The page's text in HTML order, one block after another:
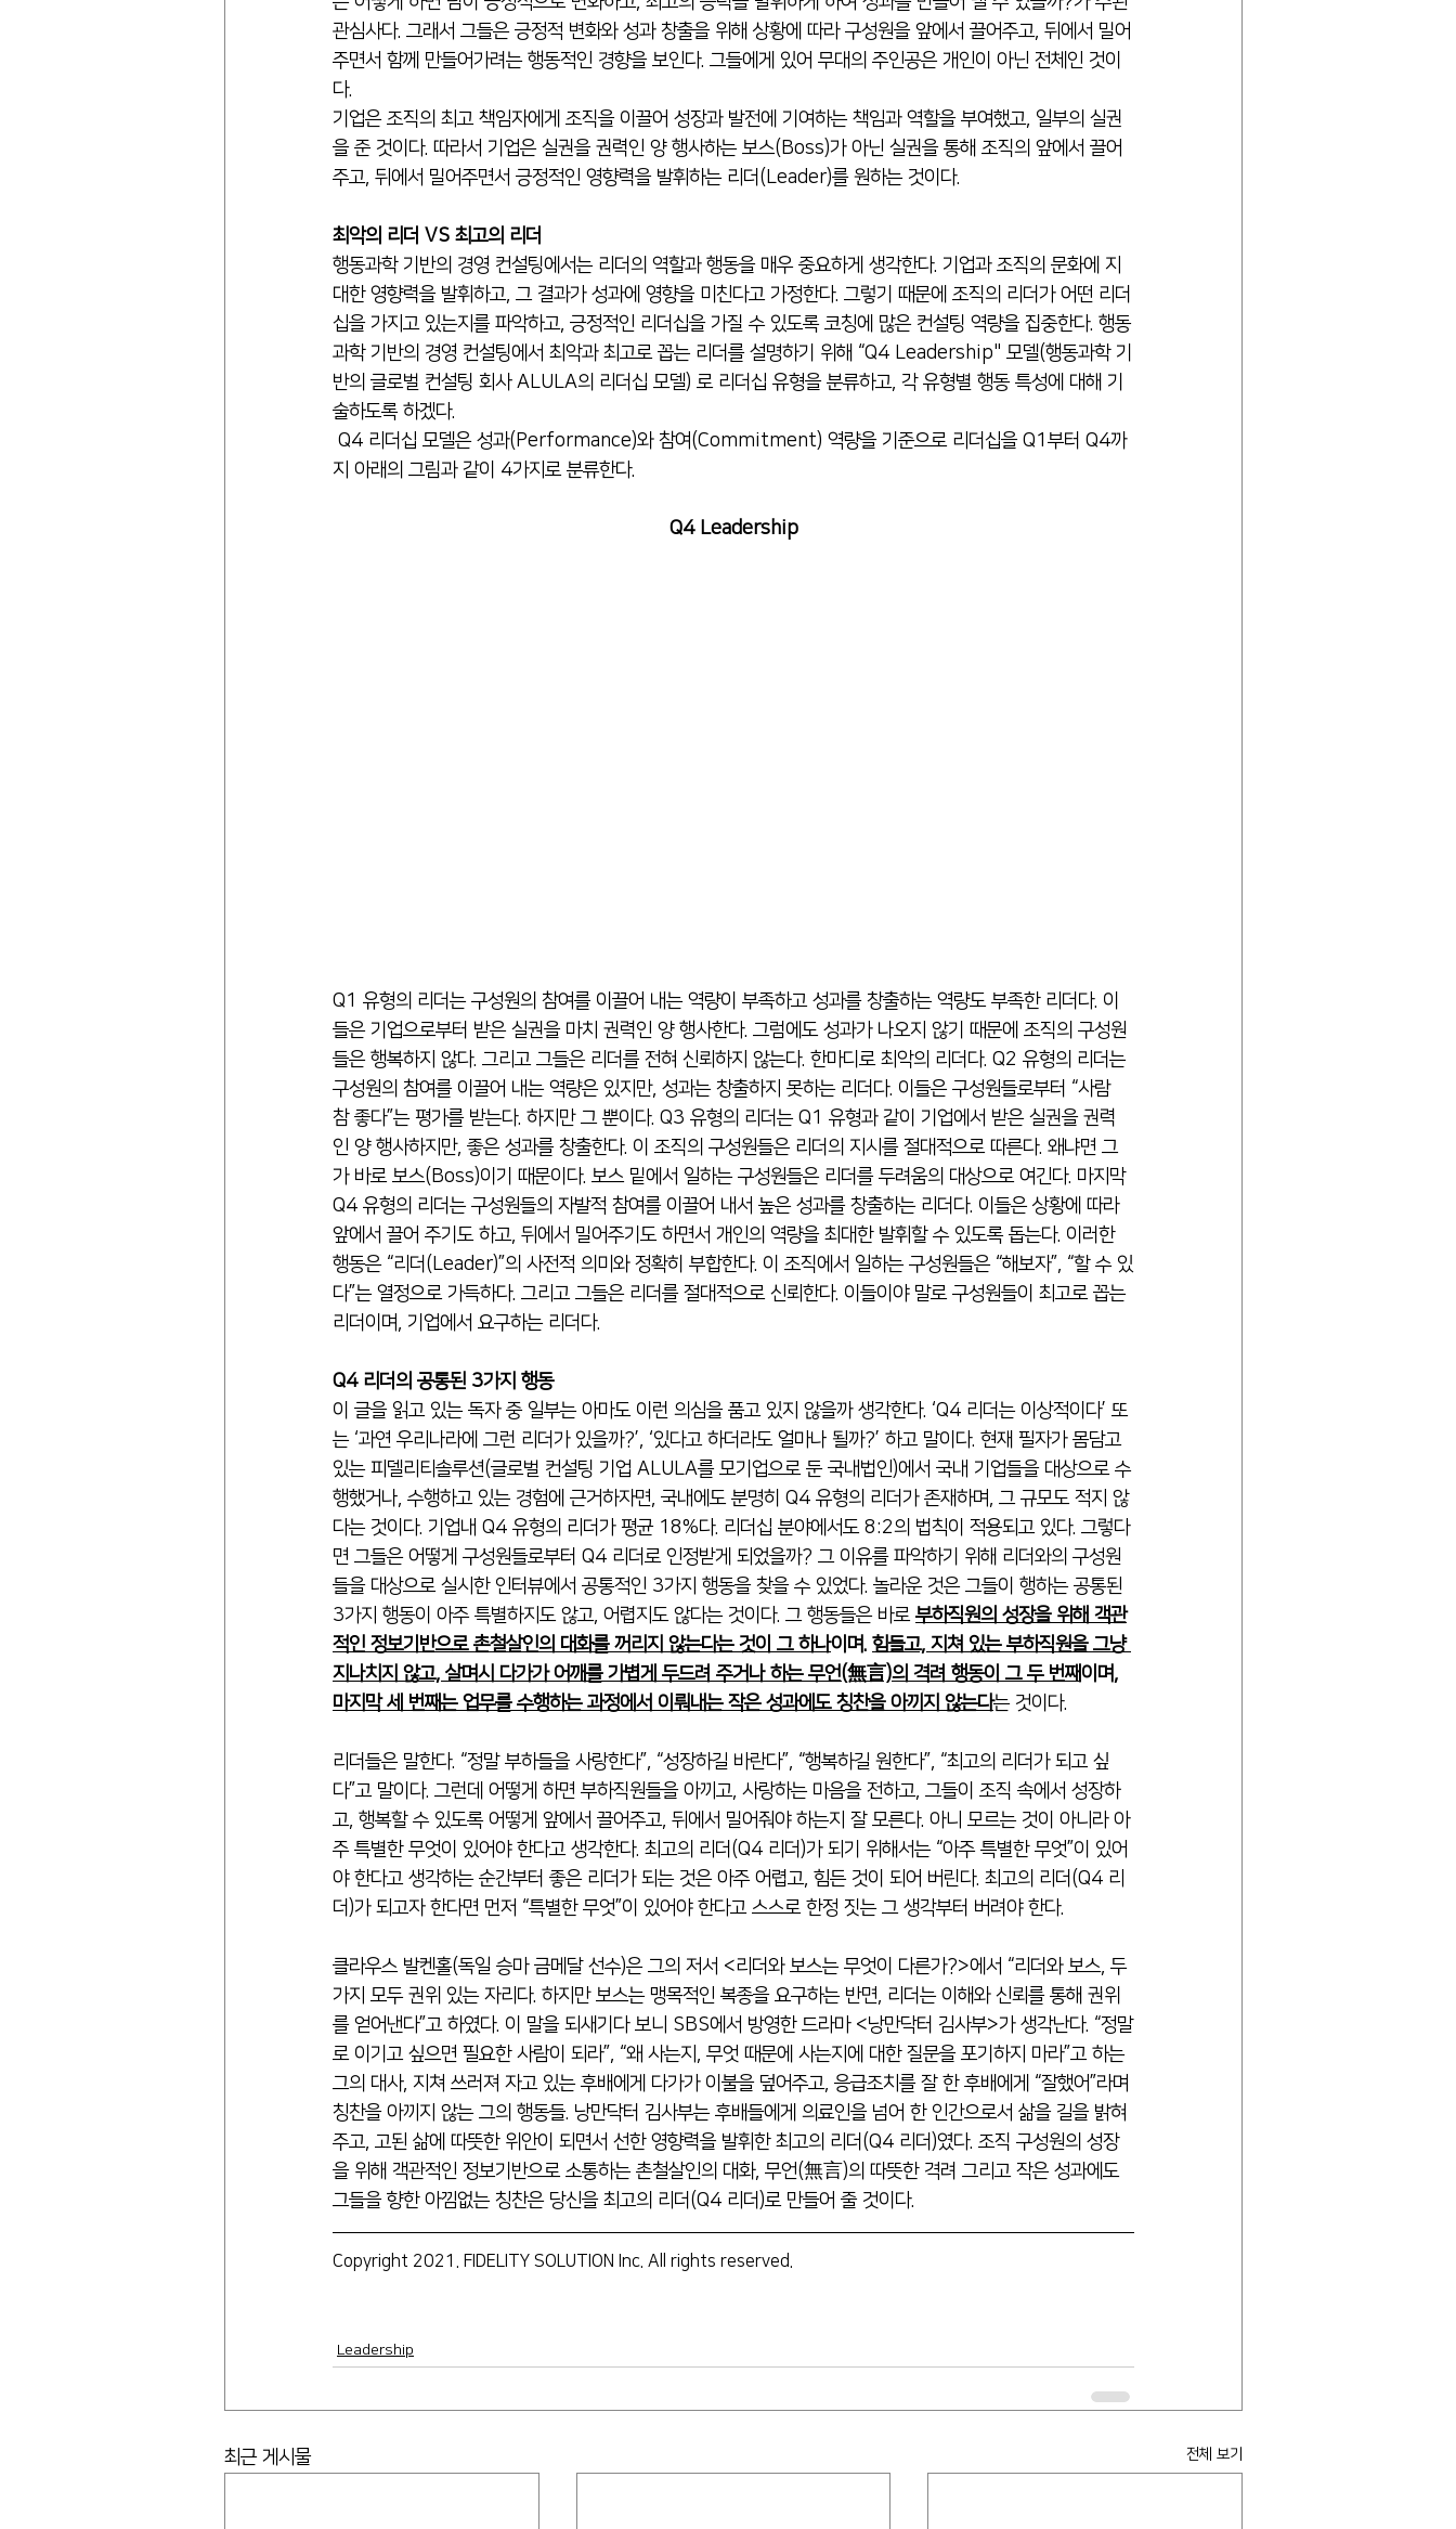
관심사다. 그래서 그들은 긍정적 변화와 성과 창출을 위해 상황에 따라 구성원을 앞에서 끌어주고, 뒤에서 밀어
주면서 함께 만들어가려는 행동적인 경향을 보인다. 그들에게 있어 무대의 주인공은 개인이 아닌 전체인 것이
다.
기업은 조직의 최고 책임자에게 조직을 이끌어 성장과 발전에 기여하는 책임과 역할을 부여했고, 일부의 실권
을 준 것이다. 따라서 기업은 실권을 권력인 양 행사하는 보스(Boss)가 아닌 실권을 통해 조직의 앞에서 끌어
주고, 뒤에서 밀어주면서 긍정적인 영향력을 발휘하는 리더(Leader)를 원하는 것이다.
최악의 리더 VS 최고의 리더
행동과학 기반의 경영 컨설팅에서는 리더의 역할과 행동을 매우 중요하게 생각한다. 기업과 조직의 문화에 지
대한 영향력을 발휘하고, 그 결과가 성과에 영향을 미친다고 가정한다. 그렇기 때문에 조직의 리더가 어떤 리더
십을 가지고 있는지를 파악하고, 긍정적인 리더십을 가질 수 있도록 코칭에 많은 컨설팅 역량을 집중한다. 행동
과학 기반의 경영 컨설팅에서 최악과 최고로 꼽는 리더를 설명하기 위해 “Q4 Leadership" 모델(행동과학 기
반의 글로벌 컨설팅 회사 ALULA의 리더십 모델) 로 리더십 유형을 분류하고, 각 유형별 행동 특성에 대해 기
술하도록 하겠다.
지 아래의 그림과 같이 4가지로 분류한다.
Q4 Leadership
Q1 유형의 리더는 구성원의 참여를 이끌어 내는 역량이 부족하고 성과를 창출하는 역량도 부족한 리더다. 이
들은 기업으로부터 받은 실권을 마치 권력인 양 행사한다. 그럼에도 성과가 나오지 않기 때문에 조직의 구성원
들은 행복하지 않다. 그리고 그들은 리더를 전혀 신뢰하지 않는다. 한마디로 최악의 리더다. Q2 유형의 리더는
구성원의 참여를 이끌어 내는 역량은 있지만, 성과는 창출하지 못하는 리더다. 이들은 구성원들로부터 “사람
참 좋다”는 평가를 받는다. 하지만 그 뿐이다. Q3 유형의 리더는 Q1 유형과 같이 기업에서 받은 실권을 권력
인 양 행사하지만, 좋은 성과를 창출한다. 이 조직의 구성원들은 리더의 지시를 절대적으로 따른다. 왜냐면 그
가 바로 보스(Boss)이기 때문이다. 보스 밑에서 일하는 구성원들은 리더를 두려움의 대상으로 여긴다. 마지막
Q4 유형의 리더는 구성원들의 자발적 참여를 이끌어 내서 높은 성과를 창출하는 리더다. 이들은 상황에 따라
앞에서 끌어 주기도 하고, 뒤에서 밀어주기도 하면서 개인의 역량을 최대한 발휘할 수 있도록 돕는다. 이러한
행동은 “리더(Leader)”의 사전적 의미와 정확히 부합한다. 이 조직에서 일하는 구성원들은 “해보자”, “할 수 있
다”는 열정으로 가득하다. 그리고 그들은 리더를 절대적으로 신뢰한다. 이들이야 말로 구성원들이 최고로 꼽는
리더이며, 기업에서 요구하는 리더다.
Q4 리더의 공통된 3가지 행동
이 글을 읽고 있는 독자 중 일부는 아마도 이런 의심을 품고 있지 않을까 생각한다. ‘Q4 리더는 이상적이다’ 또
는 ‘과연 우리나라에 그런 리더가 있을까?’, ‘있다고 하더라도 얼마나 될까?’ 하고 말이다. 현재 필자가 몸담고
있는 피델리티솔루션(글로벌 컨설팅 기업 ALULA를 모기업으로 둔 국내법인)에서 국내 기업들을 대상으로 수
행했거나, 수행하고 있는 경험에 근거하자면, 국내에도 분명히 Q4 유형의 리더가 존재하며, 그 규모도 적지 않
다는 것이다. 기업내 Q4 유형의 리더가 평균 18%다. 리더십 분야에서도 8:2의 법칙이 적용되고 있다. 그렇다
면 그들은 어떻게 구성원들로부터 Q4 리더로 인정받게 되었을까? 그 이유를 파악하기 위해 리더와의 구성원
들을 대상으로 실시한 인터뷰에서 공통적인 3가지 행동을 찾을 수 있었다. 놀라운 것은 그들이 행하는 공통된
3가지 행동이 아주 특별하지도 않고, 어렵지도 않다는 것이다. 그 행동들은 바로 부하직원의 성장을 위해 객관
적인 정보기반으로 촌철살인의 대화를 꺼리지 않는다는 것이 그 하나이며. 힘들고, 지쳐 있는 부하직원을 그냥
지나치지 않고, 살며시 다가가 어깨를 가볍게 두드려 주거나 하는 무언(無言)의 격려 행동이 그 두 번째이며,
마지막 세 번째는 업무를 수행하는 과정에서 이뤄내는 작은 성과에도 칭찬을 아끼지 않는다는 것이다.
리더들은 말한다. “정말 부하들을 사랑한다”, “성장하길 바란다”, “행복하길 원한다”, “최고의 리더가 되고 싶
다”고 말이다. 그런데 어떻게 하면 부하직원들을 아끼고, 사랑하는 마음을 전하고, 그들이 조직 속에서 성장하
고, 행복할 수 있도록 어떻게 앞에서 끌어주고, 뒤에서 밀어줘야 하는지 잘 모른다. 아니 모르는 것이 아니라 아
주 특별한 무엇이 있어야 한다고 생각한다. 최고의 리더(Q4 리더)가 되기 위해서는 “아주 특별한 무엇”이 있어
야 한다고 생각하는 순간부터 좋은 리더가 되는 것은 아주 어렵고, 힘든 것이 되어 버린다. 최고의 리더(Q4 리
더)가 되고자 한다면 먼저 “특별한 무엇”이 있어야 한다고 스스로 한정 짓는 그 생각부터 버려야 한다.
클라우스 발켄홀(독일 승마 금메달 선수)은 그의 저서 <리더와 보스는 무엇이 다른가?>에서 “리더와 보스, 두
가지 모두 권위 있는 자리다. 하지만 보스는 맹목적인 복종을 요구하는 반면, 리더는 이해와 신뢰를 통해 권위
를 얻어낸다”고 하였다. 이 말을 되새기다 보니 SBS에서 방영한 드라마 <낭만닥터 김사부>가 생각난다. “정말
로 이기고 싶으면 필요한 사람이 되라”, “왜 사는지, 무엇 때문에 사는지에 대한 질문을 포기하지 마라”고 하는
그의 대사, 지쳐 쓰러져 자고 있는 후배에게 다가가 이불을 덮어주고, 응급조치를 잘 한 후배에게 “잘했어”라며
칭찬을 아끼지 않는 그의 행동들. 낭만닥터 김사부는 후배들에게 의료인을 넘어 한 인간으로서 삶을 길을 밝혀
주고, 고된 삶에 따뜻한 위안이 되면서 선한 영향력을 발휘한 최고의 리더(Q4 리더)였다. 조직 구성원의 성장
을 위해 객관적인 정보기반으로 소통하는 촌철살인의 대화, 무언(無言)의 따뜻한 격려 그리고 작은 성과에도
그들을 향한 아낌없는 칭찬은 당신을 최고의 리더(Q4 리더)로 만들어 줄 것이다.
Copyright 2021. FIDELITY SOLUTION Inc. All rights reserved.
Leadership
최근 게시물 전체 보기